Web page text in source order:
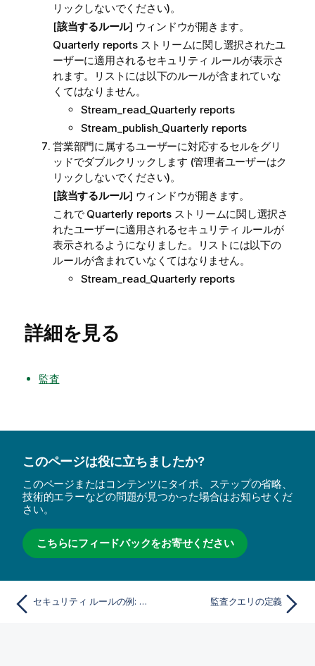
リックしないでください)。
[該当するルール] ウィンドウが開きます。
Quarterly reportsストリームに関し選択されたユ
ーザーに適用されるセキュリティ ルールが表示さ
れます。リストには以下のルールが含まれていな
くてはなりません。
Stream_read_Quarterly reports
Stream_publish_Quarterly reports
営業部門に属するユーザーに対応するセルをグリ
ッドでダブルクリックします (管理者ユーザーはク
リックしないでください)。
[該当するルール] ウィンドウが開きます。
これで Quarterly reportsストリームに関し選択さ
れたユーザーに適用されるセキュリティ ルールが
表示されるようになりました。リストには以下の
ルールが含まれていなくてはなりません。
Stream_read_Quarterly reports
詳細を見る
監査
このページは役に立ちましたか?
このページまたはコンテンツにタイポ、ステップの省略、
技術的エラーなどの問題が見つかった場合はお知らせくだ
さい。
こちらにフィードバックをお寄せください
セキュリティ ルールの例: ある顧客のケース 監査クエリの定義